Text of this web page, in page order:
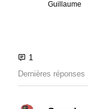
Guillaume
Dernières réponses